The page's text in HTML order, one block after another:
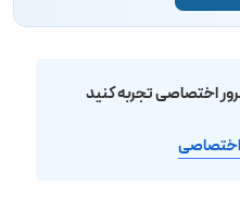
اختصاصی تجربه کنید